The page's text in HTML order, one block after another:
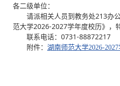
各二级单位：
请派相关人员到教务处213办
范大学2026-2027学年度校历》，
联系电话：0731-88872217
附件：湖南师范大学2026-